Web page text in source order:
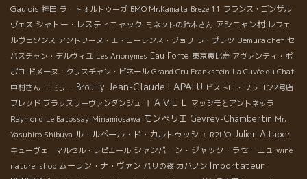
Gaulois 神田 ラ・トォルトゥーガ BMO Mr.Kamata Breze 11 フランス・ゴンザル
ヴェス シャトー・レスティニャック ミネットの鈴木さん アシニャン村 レフェ
ルヴェソンス アントワーヌ・エ・ローランス・ジョリ ラ・プラツ Uemura chef セ
バスチャン・デルヴィユ Les Anonymes Eau Forte 東京恵比寿 アヴァンティ・ポ
ポロ ドメーヌ・クリスチャン・ビネール Grand Cru Frankstein La Cuvée du Chat
中村さん エミリー Brouilly Jean-Claude LAPALU ビストロ・フラコン2号店
フレッド ブラッスリーヴァンダンジュ ＴＡＶＥＬ マッシモとアントネッラ
Raymond Le Batossay Minamiosawa モンペリエ Gevrey-Chambertin Mr.
Yasuhiro Shibuya ル・ルペール・ド・カルトゥッシュ R2L'O Julien Altaber
キューヴェ マルセル・ラピエール シャンパーン・ジャック・ラセーニュ wine
naturel shop ムーラン・ナ・ヴァン パリの夜 カバノン Importateur